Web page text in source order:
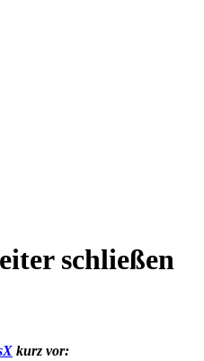
schließen
kurz vor: